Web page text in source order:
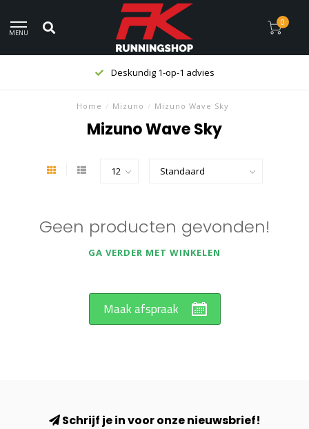
MENU
0
Deskundig 1-op-1 advies
Home / Mizuno / Mizuno Wave Sky
Mizuno Wave Sky
Geen producten gevonden!
GA VERDER MET WINKELEN
Maak afspraak
Schrijf je in voor onze nieuwsbrief!